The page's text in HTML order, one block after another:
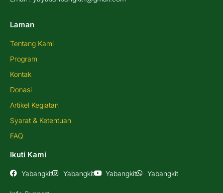
Laman
Tentang Kami
Program
Kontak
Donasi
Artikel Kegiatan
Syarat & Ketentuan
FAQ
Ikuti Kami
Yabangkit Yabangkit Yabangkit Yabangkit